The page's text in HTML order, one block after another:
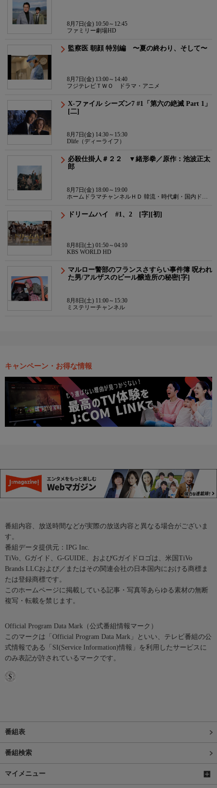
8月7日(金) 10:50～12:45
ファミリー劇場HD
監察医 朝顔 特別編 〜夏の終わり、そして〜
8月7日(金) 13:00～14:40
フジテレビＴＷＯ ドラマ・アニメ
X-ファイル シーズン7 #1「第六の絶滅 Part 1」
[二]
8月7日(金) 14:30～15:30
Dlife（ディーライフ）
必殺仕掛人＃２２ ▼緒形拳／原作：池波正太
郎
8月7日(金) 18:00～19:00
ホームドラマチャンネルＨＤ 韓流・時代劇・国内ドラ
ドリームハイ #1、2 [字][初]
8月8日(土) 01:50～04:10
KBS WORLD HD
マルロー警部のフランスさすらい事件簿 呪われ
た男/アルザスのビール醸造所の秘密[字]
8月8日(土) 11:00～15:30
ミステリーチャンネル
キャンペーン・お得な情報
番組内容、放送時間などが実際の放送内容と異なる場合がございま
す。
番組データ提供元：IPG Inc.
TiVo、Gガイド、G-GUIDE、およびGガイドロゴは、米国TiVo
Brands LLCおよび／またはその関連会社の日本国内における商標ま
たは登録商標です。
このホームページに掲載している記事・写真等あらゆる素材の無断
複写・転載を禁じます。
Official Program Data Mark（公式番組情報マーク）
このマークは「Official Program Data Mark」といい、テレビ番組の公
式情報である「SI(Service Information)情報」を利用したサービスに
のみ表記が許されているマークです。
番組表
番組検索
マイメニュー